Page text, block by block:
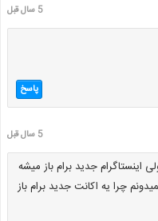
5 سال قبل
پاسخ
5 سال قبل
اینستاگرام جدید برام باز میشه
چرا یه اکانت جدید برام باز